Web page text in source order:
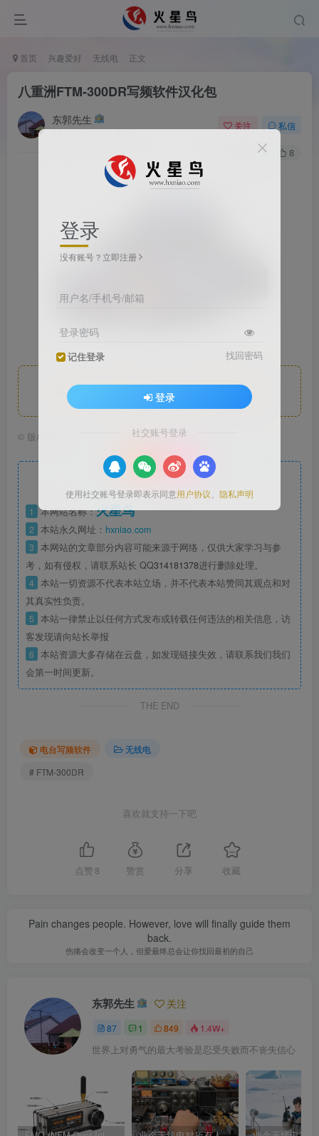
首页 兴趣爱好 无线电 正文
八重洲FTM-300DR写频软件汉化包
东郭先生
11月24日 17:30更新
关注 私信
101 8
此处内容已隐藏，请评论后刷新页面查看.
© 版权声明
文章版权声
明
1 本网站名称：火星鸟
2 本站永久网址： hxniao.com
3 本网站的文章部分内容可能来源于网络，仅供大家学习与参
考，如有侵权，请联系站长 QQ314181378进行删除处理。
4 本站一切资源不代表本站立场，并不代表本站赞同其观点和对
其真实性负责。
5 本站一律禁止以任何方式发布或转载任何违法的相关信息，访
客发现请向站长举报
6 本站资源大多存储在云盘，如发现链接失效，请联系我们我们
会第一时间更新。
THE END
电台写频软件
无线电
# FTM-300DR
喜欢就支持一下吧
点赞 8 赞赏 分享 收藏
Pain changes people. However, love will finally guide them
back.
伤痛会改变一个人，但爱最终总会让你找回最初的自己
东郭先生 关注
87 1 849 1.4W+
世界上对勇气的最大考验是忍受失败而不丧失信心
登录
没有账号？立即注册
用户名/手机号/邮箱
登录密码
记住登录 找回密码
登录
社交账号登录
使用社交账号登录即表示同意用户协议 隐私声明